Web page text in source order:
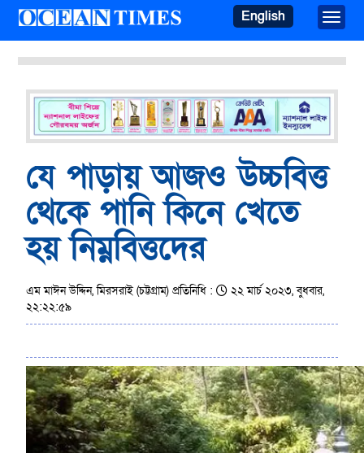
English
যে পাড়ায় আজও উচ্চবিত্ত
থেকে পানি কিনে খেতে
হয় নিম্নবিত্তদের
এম মাঈন উদ্দিন, মিরসরাই (চট্টগ্রাম) প্রতিনিধি :
২২ মার্চ ২০২৩, বুধবার,
২২:২২:৫৯